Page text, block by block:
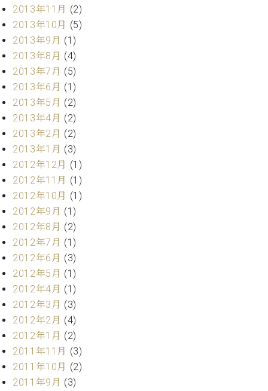
ア
ー
テ
ィ
ス
ト
カ
ス
タ
マ
サ
ー
ビ
ス
(
調
律
)
フ
タ
ー
サ
ー
ビ
(調
律)
2013年11月 (2)
2013年10月 (5)
2013年9月 (1)
2013年8月 (4)
2013年7月 (5)
2013年6月 (1)
2013年5月 (2)
2013年4月 (2)
2013年2月 (2)
2013年1月 (3)
2012年12月 (1)
2012年11月 (1)
2012年10月 (1)
2012年9月 (1)
2012年8月 (2)
2012年7月 (1)
2012年6月 (3)
2012年5月 (1)
2012年4月 (1)
2012年3月 (3)
2012年2月 (4)
2012年1月 (2)
2011年11月 (3)
2011年10月 (2)
2011年9月 (3)